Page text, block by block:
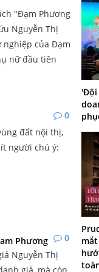
"Đạm Phương
Nguyễn Thị
nghiệp của Đạm
nữ đầu tiên
0
đất nội thị,
người chú ý:
0
Phương
Nguyễn Thị
'Đội
mắt